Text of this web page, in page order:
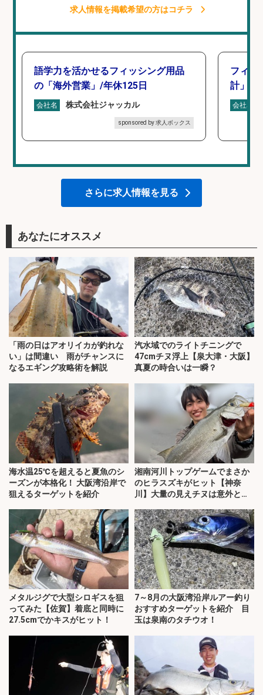
求人情報を掲載希望の方はコチラ
語学力を活かせるフィッシング用品
の「海外営業」/年休125日
会社名 株式会社ジャッカル
sponsored by 求人ボックス
フィッ
計」
会社名
さらに求人情報を見る
あなたにオススメ
「雨の日はアオリイカが釣れな
い」は間違い 雨がチャンスに
なるエギング攻略術を解説
汽水域でのライトチニングで
47cmチヌ浮上【泉大津・大阪】
真夏の時合いは一瞬？
海水温25℃を超えると夏魚のシ
ーズンが本格化！ 大阪湾沿岸で
狙えるターゲットを紹介
湘南河川トップゲームでまさか
のヒラスズキがヒット【神奈
川】大量の見えチヌは意外と難
メタルジグで大型シロギスを狙
ってみた【佐賀】着底と同時に
27.5cmでかキスがヒット！
7～8月の大阪湾沿岸ルアー釣り
おすすめターゲットを紹介 目
玉は泉南のタチウオ！